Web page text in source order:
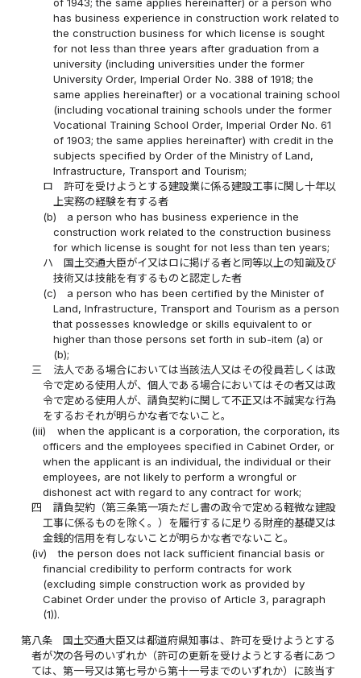
has business experience in construction work related to
the construction business for which license is sought
for not less than three years after graduation from a
university (including universities under the former
University Order, Imperial Order No. 388 of 1918; the
same applies hereinafter) or a vocational training school
(including vocational training schools under the former
Vocational Training School Order, Imperial Order No. 61
of 1903; the same applies hereinafter) with credit in the
subjects specified by Order of the Ministry of Land,
Infrastructure, Transport and Tourism;
ロ
許可を受けようとする建設業に係る建設工事に関し十年以
上実務の経験を有する者
(b)
a person who has business experience in the
construction work related to the construction business
for which license is sought for not less than ten years;
ハ
国土交通大臣がイ又はロに掲げる者と同等以上の知識及び
技術又は技能を有するものと認定した者
(c)
a person who has been certified by the Minister of
Land, Infrastructure, Transport and Tourism as a person
that possesses knowledge or skills equivalent to or
higher than those persons set forth in sub-item (a) or
(b);
三
法人である場合においては当該法人又はその役員若しくは政
令で定める使用人が、個人である場合においてはその者又は政
令で定める使用人が、請負契約に関して不正又は不誠実な行為
をするおそれが明らかな者でないこと。
(iii)
when the applicant is a corporation, the corporation, its
officers and the employees specified in Cabinet Order, or
when the applicant is an individual, the individual or their
employees, are not likely to perform a wrongful or
dishonest act with regard to any contract for work;
四
請負契約（第三条第一項ただし書の政令で定める軽微な建設
工事に係るものを除く。）を履行するに足りる財産的基礎又は
金銭的信用を有しないことが明らかな者でないこと。
(iv)
the person does not lack sufficient financial basis or
financial credibility to perform contracts for work
(excluding simple construction work as provided by
Cabinet Order under the proviso of Article 3, paragraph
(1)).
第八条
国土交通大臣又は都道府県知事は、許可を受けようとする
者が次の各号のいずれか（許可の更新を受けようとする者にあつ
ては、第一号又は第七号から第十一号までのいずれか）に該当す